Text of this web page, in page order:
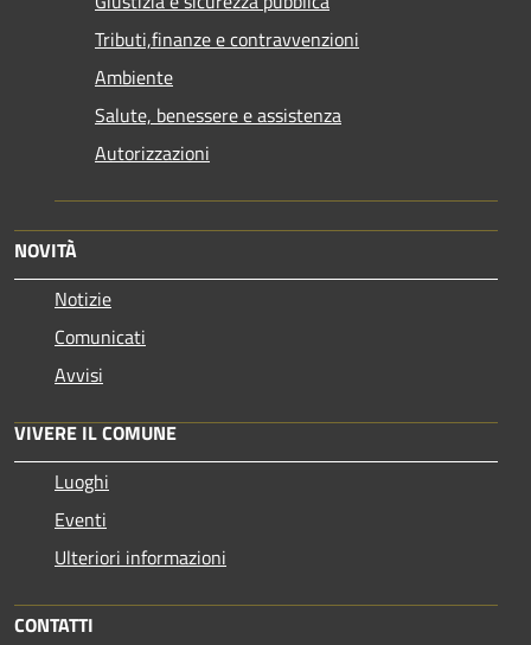
Tributi,finanze e contravvenzioni
Ambiente
Salute, benessere e assistenza
Autorizzazioni
NOVITÀ
Notizie
Comunicati
Avvisi
VIVERE IL COMUNE
Luoghi
Eventi
Ulteriori informazioni
CONTATTI